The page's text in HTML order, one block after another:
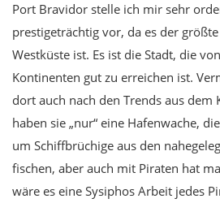
Port Bravidor stelle ich mir sehr
prestigeträchtig vor, da es der
Westküste ist. Es ist die Stadt, die
Kontinenten gut zu erreichen ist.
dort auch nach den Trends aus dem
haben sie „nur“ eine Hafenwache,
um Schiffbrüchige aus den
fischen, aber auch mit Piraten hat
wäre es eine Sysiphos Arbeit jedes